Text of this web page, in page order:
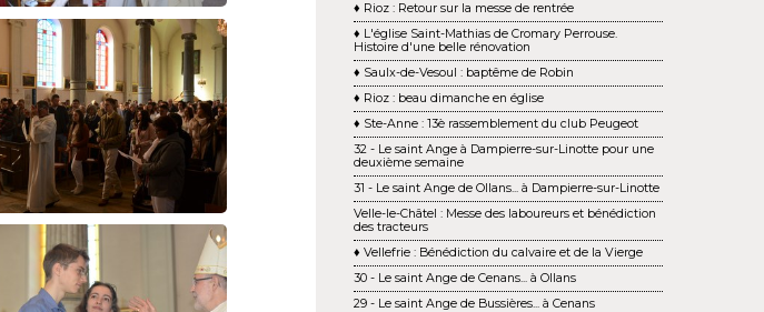
♦ Rioz : Retour sur la messe de rentrée
♦ L'église Saint-Mathias de Cromary Perrouse.
Histoire d'une belle rénovation
♦ Saulx-de-Vesoul : baptême de Robin
♦ Rioz : beau dimanche en église
♦ Ste-Anne : 13è rassemblement du club Peugeot
32 - Le saint Ange à Dampierre-sur-Linotte pour une
deuxième semaine
31 - Le saint Ange de Ollans... à Dampierre-sur-Linotte
Velle-le-Châtel : Messe des laboureurs et bénédiction
des tracteurs
♦ Vellefrie : Bénédiction du calvaire et de la Vierge
30 - Le saint Ange de Cenans... à Ollans
29 - Le saint Ange de Bussières... à Cenans